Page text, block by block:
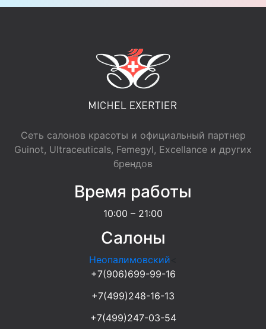
Сеть салонов красоты и официальный партнер
Guinot, Ultraceuticals, Femegyl, Excellance и других
брендов
Время работы
10:00 – 21:00
Салоны
Неопалимовский
+7(906)699-99-16
+7(499)248-16-13
+7(499)247-03-54